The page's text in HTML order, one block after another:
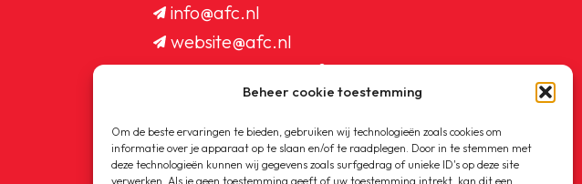
Beheer cookie toestemming
Om de beste ervaringen te bieden, gebruiken wij technologieën zoals cookies om
informatie over je apparaat op te slaan en/of te raadplegen. Door in te stemmen met
deze technologieën kunnen wij gegevens zoals surfgedrag of unieke ID's op deze site
verwerken. Als je geen toestemming geeft of uw toestemming intrekt, kan dit een
info@afc.nl
website@afc.nl
wedstrijdzaken@afc.nl
ledenadministratie@afc.nl